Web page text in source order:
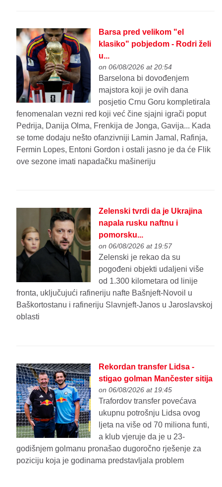
Barsa pred velikom "el
klasiko" pobjedom - Rodri želi
u...
on 06/08/2026 at 20:54
Barselona bi dovođenjem
majstora koji je ovih dana
posjetio Crnu Goru kompletirala
fenomenalan vezni red koji već čine sjajni igrači poput
Pedrija, Danija Olma, Frenkija de Jonga, Gavija... Kada
se tome dodaju nešto ofanzivniji Lamin Jamal, Rafinja,
Fermin Lopes, Entoni Gordon i ostali jasno je da će Flik
ove sezone imati napadačku mašineriju
Zelenski tvrdi da je Ukrajina
napala rusku naftnu i
pomorsku...
on 06/08/2026 at 19:57
Zelenski je rekao da su
pogođeni objekti udaljeni više
od 1.300 kilometara od linije
fronta, uključujući rafineriju nafte Bašnjeft-Novoil u
Baškortostanu i rafineriju Slavnjeft-Janos u Jaroslavskoj
oblasti
Rekordan transfer Lidsa -
stigao golman Mančester sitija
on 06/08/2026 at 19:45
Trafordov transfer povećava
ukupnu potrošnju Lidsa ovog
ljeta na više od 70 miliona funti,
a klub vjeruje da je u 23-
godišnjem golmanu pronašao dugoročno rješenje za
poziciju koja je godinama predstavljala problem